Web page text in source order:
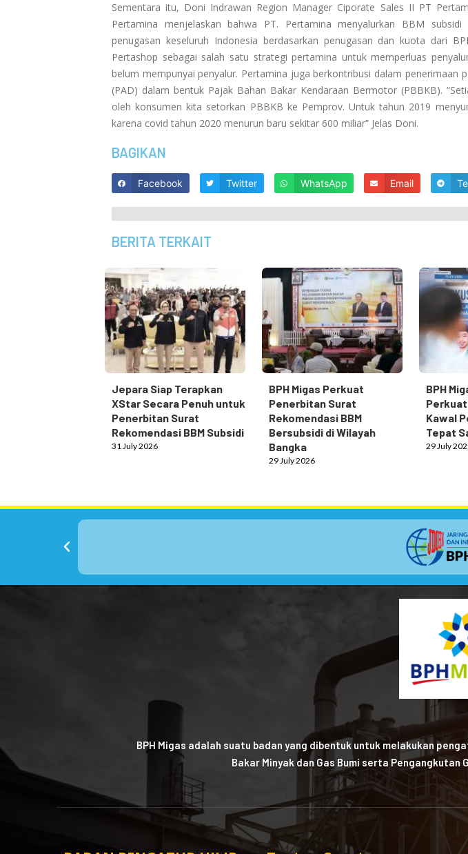
Sementara itu, Doni Indrawan Region Manager Ciporate Sales II PT
Pertamina menjelaskan bahwa PT. Pertamina menyalurkan BBM
penugasan keseluruh Indonesia berdasarkan penugasan dan kuota dari
Pertashop sebagai salah satu strategi pertamina untuk memperluas
belum mempunyai penyalur. Pertamina juga berkontribusi dalam penerimaan
(PAD) dalam bentuk Pajak Bahan Bakar Kendaraan Bermotor (PBBKB).
oleh konsumen kita setorkan PBBKB ke Pemprov. Untuk tahun 2019
karena covid tahun 2020 menurun baru sekitar 600 miliar” Jelas Doni.
BAGIKAN
Facebook Twitter WhatsApp Email
BERITA TERKAIT
Jepara Siap Terapkan
XStar Secara Penuh untuk
Penerbitan Surat
Rekomendasi BBM Subsidi
31 July 2026
BPH Migas Perkuat
Penerbitan Surat
Rekomendasi BBM
Bersubsidi di Wilayah
Bangka
29 July 2026
BPH
Kawal
Tepat
29 July
BPH Migas adalah suatu badan yang dibentuk untuk melakukan
Bakar Minyak dan Gas Bumi serta Pengangkutan